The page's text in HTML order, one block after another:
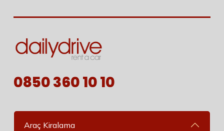
0850 360 10 10
Araç Kiralama